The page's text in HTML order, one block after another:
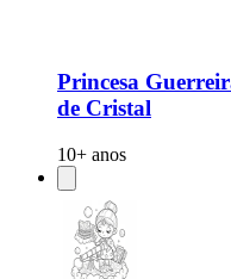
Princesa
de Cristal
10+ anos